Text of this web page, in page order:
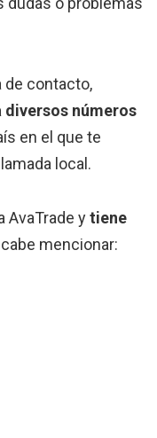
de contacto,
números
en el que te
local.
AvaTrade ytiene
cabe mencionar: